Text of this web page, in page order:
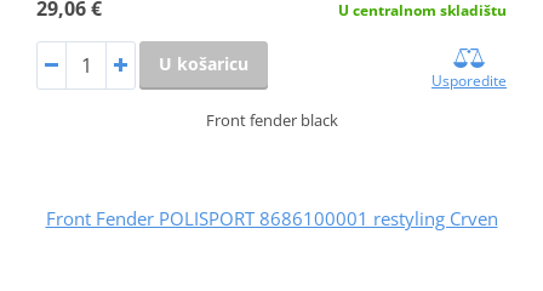
29,06 € U centralnom skladištu
U košaricu
Usporedite
Front fender black
Front Fender POLISPORT 8686100001 restyling Crven